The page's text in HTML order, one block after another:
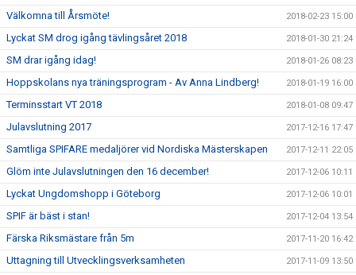
Välkomna till Årsmöte! 2018-02-23 15:00
Lyckat SM drog igång tävlingsåret 2018 2018-01-30 21:24
SM drar igång idag! 2018-01-26 08:23
Hoppskolans nya träningsprogram - Av Anna Lindberg! 2018-01-19 16:00
Terminsstart VT 2018 2018-01-08 09:47
Julavslutning 2017 2017-12-16 17:47
Samtliga SPIFARE medaljörer vid Nordiska Mästerskapen 2017-12-11 22:05
Glöm inte Julavslutningen den 16 december! 2017-12-06 10:11
Lyckat Ungdomshopp i Göteborg 2017-12-06 10:01
SPIF är bäst i stan! 2017-12-04 13:54
Färska Riksmästare från 5m 2017-11-20 16:42
Uttagning till Utvecklingsverksamheten 2017-11-09 13:50